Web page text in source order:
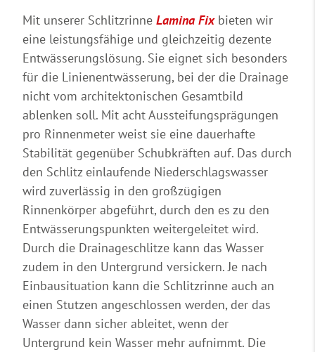
Mit unserer Schlitzrinne Lamina Fixbieten wir
eine leistungsfähige und gleichzeitig dezente
Entwässerungslösung. Sie eignet sich besonders
für die Linienentwässerung, bei der die Drainage
nicht vom architektonischen Gesamtbild
ablenken soll. Mit acht Aussteifungsprägungen
pro Rinnenmeter weist sie eine dauerhafte
Stabilität gegenüber Schubkräften auf. Das durch
den Schlitz einlaufende Niederschlagswasser
wird zuverlässig in den großzügigen
Rinnenkörper abgeführt, durch den es zu den
Entwässerungspunkten weitergeleitet wird.
Durch die Drainageschlitze kann das Wasser
zudem in den Untergrund versickern. Je nach
Einbausituation kann die Schlitzrinne auch an
einen Stutzen angeschlossen werden, der das
Wasser dann sicher ableitet, wenn der
Untergrund kein Wasser mehr aufnimmt. Die